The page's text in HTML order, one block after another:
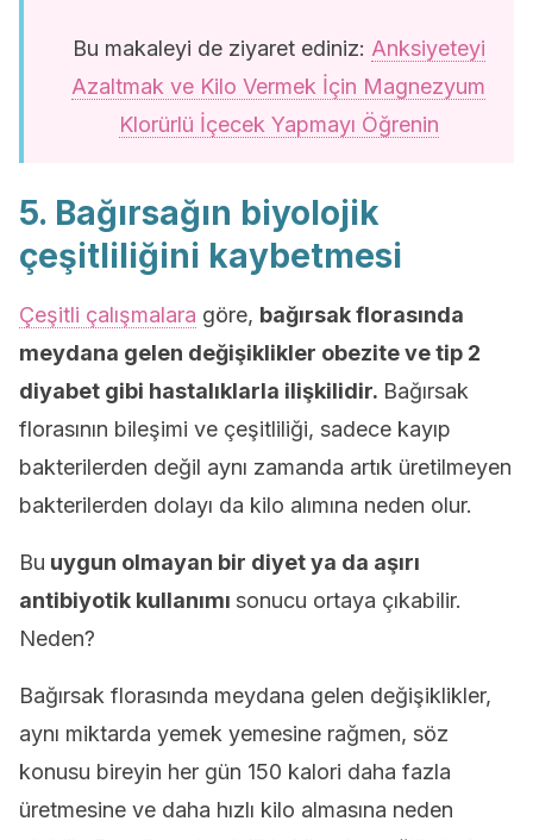
Bu makaleyi de ziyaret ediniz: Anksiyeteyi
Azaltmak ve Kilo Vermek İçin Magnezyum
Klorürlü İçecek Yapmayı Öğrenin
5. Bağırsağın biyolojik
çeşitliliğini kaybetmesi
Çeşitli çalışmalara göre, bağırsak florasında
meydana gelen değişiklikler obezite ve tip 2
diyabet gibi hastalıklarla ilişkilidir. Bağırsak
florasının bileşimi ve çeşitliliği, sadece kayıp
bakterilerden değil aynı zamanda artık üretilmeyen
bakterilerden dolayı da kilo alımına neden olur.
Bu uygun olmayan bir diyet ya da aşırı
antibiyotik kullanımı sonucu ortaya çıkabilir.
Neden?
Bağırsak florasında meydana gelen değişiklikler,
aynı miktarda yemek yemesine rağmen, söz
konusu bireyin her gün 150 kalori daha fazla
üretmesine ve daha hızlı kilo almasına neden